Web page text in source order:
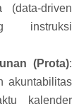
driven
instruksi
(Prota):
akuntabilitas
kalender